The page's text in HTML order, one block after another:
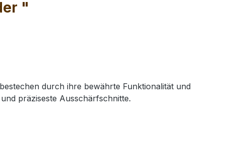
"
durch ihre bewährte Funktionalität und
präziseste Ausschärfschnitte.